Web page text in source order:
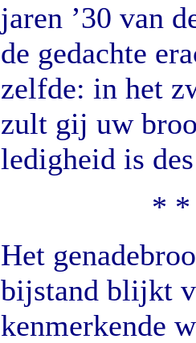
jaren ’30 van
de gedachte
zelfde: in het
zult gij uw
ledigheid is
*
Het
bijstand blijkt
kenmerkende